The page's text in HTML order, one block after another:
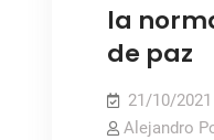
la
de paz
21/10/2021
Alejandro